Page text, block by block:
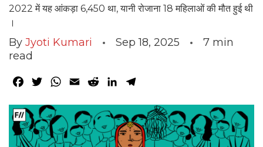
2022 में यह आंकड़ा 6,450 था, यानी रोजाना 18 महिलाओं की मौत हुई थी
।
By Jyoti Kumari Sep 18, 2025 7 min
read
Facebook
TwitterWhatsApp
Email RedditLinkedIn